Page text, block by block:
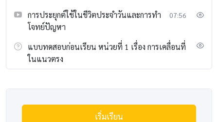
การประยุกต์ใช้ในชีวิตประจำวันและการทำ
โจทย์ปัญหา
07:56
แบบทดสอบก่อนเรียน หน่วยที่ 1 เรื่อง การเคลื่อนที่
ในแนวตรง
เริ่มเรียน